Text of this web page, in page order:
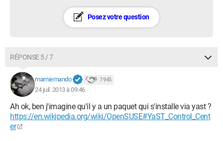
Posez votre question
RÉPONSE 5 / 7
mamiemando 7 945
24 juil. 2013 à 09:46
Ah ok, ben j'imagine qu'il y a un paquet qui s'installe via yast ?
https://en.wikipedia.org/wiki/OpenSUSE#YaST_Control_Cent
er